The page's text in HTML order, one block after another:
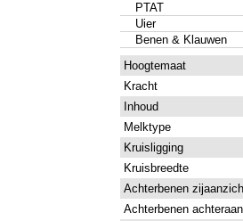
PTAT
Uier
Benen & Klauwen
Hoogtemaat
Kracht
Inhoud
Melktype
Kruisligging
Kruisbreedte
Achterbenen
Achterbenen